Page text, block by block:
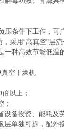
条件下工作，
采用“高真空"层
种高效节能低
以上；
；
备投资、能耗及
单独可拆，配外